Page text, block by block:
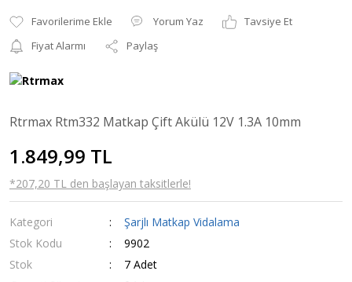
Yorum Yaz
Tavsiye Et
Fiyat Alarmı
Paylaş
Rtrmax Rtm332 Matkap Çift Akülü 12V 1.3A 10mm
1.849,99 TL
*207,20 TL den başlayan taksitlerle!
Kategori
Şarjlı Matkap Vidalama
Stok Kodu
9902
Stok
7 Adet